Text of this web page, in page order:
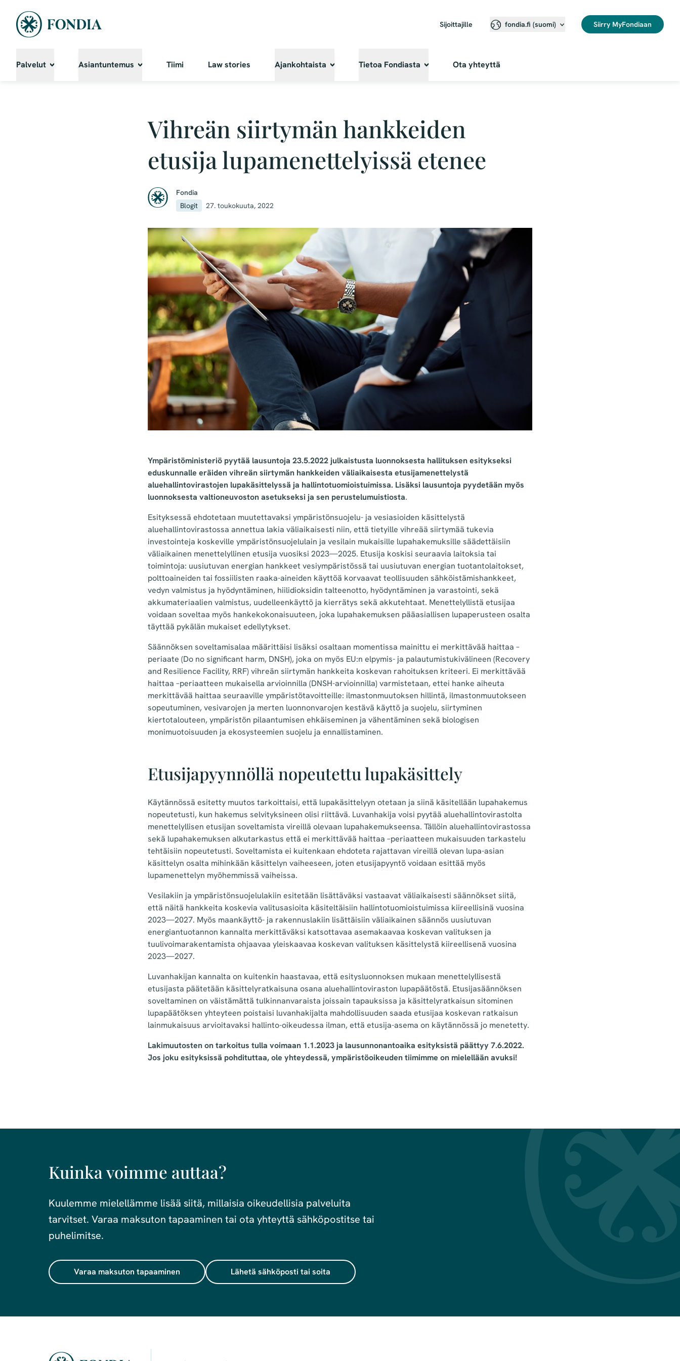
Sijoittajille fondia.fi (suomi) Siirry MyFondiaan
Palvelut Asiantuntemus Tiimi Law stories Ajankohtaista Tietoa Fondiasta Ota yhteyttä
Vihreän siirtymän hankkeiden
etusija lupamenettelyissä etenee
Fondia
Blogit
27. toukokuuta, 2022
Ympäristöministeriö pyytää lausuntoja 23.5.2022 julkaistusta luonnoksesta hallituksen esitykseksi
eduskunnalle eräiden vihreän siirtymän hankkeiden väliaikaisesta etusijamenettelystä
aluehallintovirastojen lupakäsittelyssä ja hallintotuomioistuimissa. Lisäksi lausuntoja pyydetään myös
luonnoksesta valtioneuvoston asetukseksi ja sen perustelumuistiosta.
Esityksessä ehdotetaan muutettavaksi ympäristönsuojelu- ja vesiasioiden käsittelystä
aluehallintovirastossa annettua lakia väliaikaisesti niin, että tietyille vihreää siirtymää tukevia
investointeja koskeville ympäristönsuojelulain ja vesilain mukaisille lupahakemuksille säädettäisiin
väliaikainen menettelyllinen etusija vuosiksi 2023—2025. Etusija koskisi seuraavia laitoksia tai
toimintoja: uusiutuvan energian hankkeet vesiympäristössä tai uusiutuvan energian tuotantolaitokset,
polttoaineiden tai fossiilisten raaka-aineiden käyttöä korvaavat teollisuuden sähköistämishankkeet,
vedyn valmistus ja hyödyntäminen, hiilidioksidin talteenotto, hyödyntäminen ja varastointi, sekä
akkumateriaalien valmistus, uudelleenkäyttö ja kierrätys sekä akkutehtaat. Menettelyllistä etusijaa
voidaan soveltaa myös hankekokonaisuuteen, joka lupahakemuksen pääasiallisen lupaperusteen osalta
täyttää pykälän mukaiset edellytykset.
Säännöksen soveltamisalaa määrittäisi lisäksi osaltaan momentissa mainittu ei merkittävää haittaa –
periaate (Do no significant harm, DNSH), joka on myös EU:n elpymis- ja palautumistukivälineen (Recovery
and Resilience Facility, RRF) vihreän siirtymän hankkeita koskevan rahoituksen kriteeri. Ei merkittävää
haittaa –periaatteen mukaisella arvioinnilla (DNSH-arvioinnilla) varmistetaan, ettei hanke aiheuta
merkittävää haittaa seuraaville ympäristötavoitteille: ilmastonmuutoksen hillintä, ilmastonmuutokseen
sopeutuminen, vesivarojen ja merten luonnonvarojen kestävä käyttö ja suojelu, siirtyminen
kiertotalouteen, ympäristön pilaantumisen ehkäiseminen ja vähentäminen sekä biologisen
monimuotoisuuden ja ekosysteemien suojelu ja ennallistaminen.
Etusijapyynnöllä nopeutettu lupakäsittely
Käytännössä esitetty muutos tarkoittaisi, että lupakäsittelyyn otetaan ja siinä käsitellään lupahakemus
nopeutetusti, kun hakemus selvityksineen olisi riittävä. Luvanhakija voisi pyytää aluehallintovirastolta
menettelyllisen etusijan soveltamista vireillä olevaan lupahakemukseensa. Tällöin aluehallintovirastossa
sekä lupahakemuksen alkutarkastus että ei merkittävää haittaa –periaatteen mukaisuuden tarkastelu
tehtäisiin nopeutetusti. Soveltamista ei kuitenkaan ehdoteta rajattavan vireillä olevan lupa-asian
käsittelyn osalta mihinkään käsittelyn vaiheeseen, joten etusijapyyntö voidaan esittää myös
lupamenettelyn myöhemmissä vaiheissa.
Vesilakiin ja ympäristönsuojelulakiin esitetään lisättäväksi vastaavat väliaikaisesti säännökset siitä,
että näitä hankkeita koskevia valitusasioita käsiteltäisiin hallintotuomioistuimissa kiireellisinä vuosina
2023—2027. Myös maankäyttö- ja rakennuslakiin lisättäisiin väliaikainen säännös uusiutuvan
energiantuotannon kannalta merkittäväksi katsottavaa asemakaavaa koskevan valituksen ja
tuulivoimarakentamista ohjaavaa yleiskaavaa koskevan valituksen käsittelystä kiireellisenä vuosina
2023—2027.
Luvanhakijan kannalta on kuitenkin haastavaa, että esitysluonnoksen mukaan menettelyllisestä
etusijasta päätetään käsittelyratkaisuna osana aluehallintoviraston lupapäätöstä. Etusijasäännöksen
soveltaminen on väistämättä tulkinnanvaraista joissain tapauksissa ja käsittelyratkaisun sitominen
lupapäätöksen yhteyteen poistaisi luvanhakijalta mahdollisuuden saada etusijaa koskevan ratkaisun
lainmukaisuus arvioitavaksi hallinto-oikeudessa ilman, että etusija-asema on käytännössä jo menetetty.
Lakimuutosten on tarkoitus tulla voimaan 1.1.2023 ja lausunnonantoaika esityksistä päättyy 7.6.2022.
Jos joku esityksissä pohdituttaa, ole yhteydessä, ympäristöoikeuden tiimimme on mielellään avuksi!
Kuinka voimme auttaa?
Kuulemme mielellämme lisää siitä, millaisia oikeudellisia palveluita
tarvitset. Varaa maksuton tapaaminen tai ota yhteyttä sähköpostitse tai
puhelimitse.
Varaa maksuton tapaaminen Lähetä sähköposti tai soita